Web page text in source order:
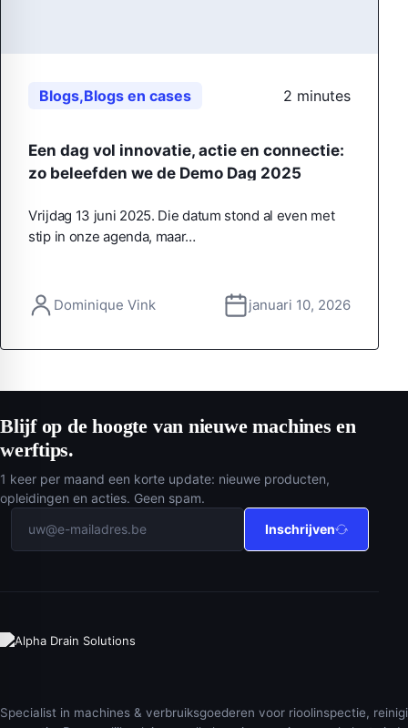
Blogs,Blogs en cases 2 minutes
Een dag vol innovatie, actie en connectie:
zo beleefden we de Demo Dag 2025
Vrijdag 13 juni 2025. Die datum stond al even met
stip in onze agenda, maar…
Dominique Vink januari 10, 2026
Blijf op de hoogte van nieuwe machines en
werftips.
1 keer per maand een korte update: nieuwe producten,
opleidingen en acties. Geen spam.
Inschrijven
Specialist in machines & verbruiksgoederen voor rioolinspectie,